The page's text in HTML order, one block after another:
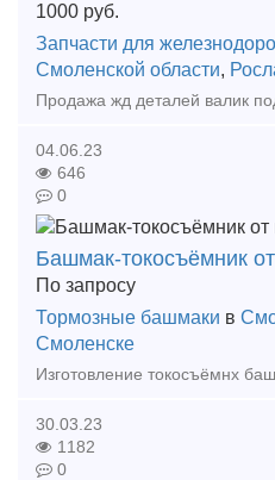
1000 руб.
Запчасти для
Смоленской области,
04.06.23
646
0
Башмак-токосъёмник
По запросу
Тормозные башмаки в
Смоленске
30.03.23
1182
0